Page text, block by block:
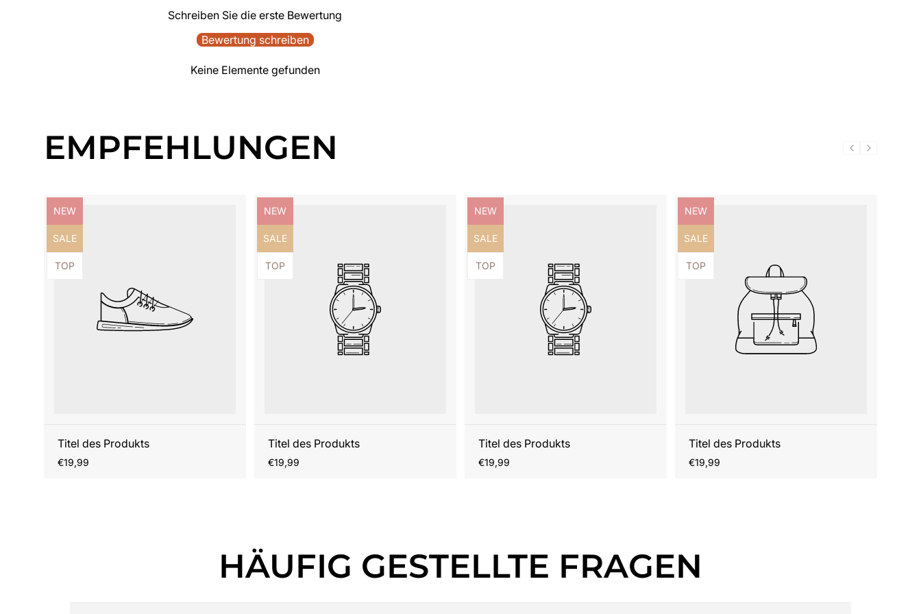
Schreiben Sie die erste Bewertung
Bewertung schreiben
Keine Elemente gefunden
EMPFEHLUNGEN
Produktbezeichnung:
NEW
Produktbezeichnung:
SALE
Produktbezeichnung:
TOP
Titel des Produkts
Regulärer
€19,99
Produktbezeichnung:
NEW
Produktbezeichnung:
SALE
Produktbezeichnung:
TOP
Titel des Produkts
Regulärer
€19,99
Produktbezeichnung:
NEW
Produktbezeichnung:
SALE
Produktbezeichnung:
TOP
Titel des Produkts
Regulärer
€19,99
Produktbezeichnung:
NEW
Produktbezeichnung:
SALE
Produktbezeichnung:
TOP
Titel des Produkts
Regulärer
€19,99
HÄUFIG GESTELLTE FRAGEN